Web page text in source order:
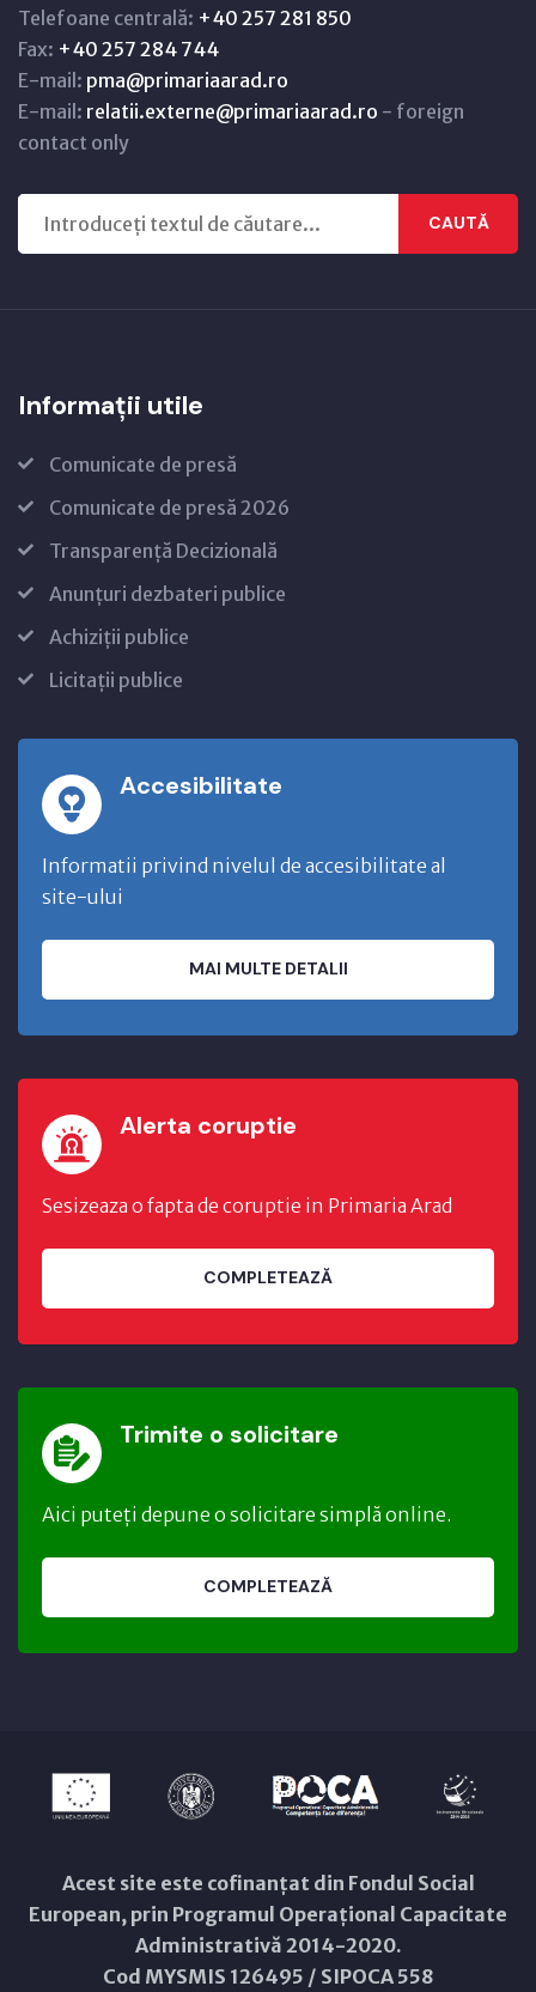
Telefoane centrală: +40 257 281 850
Fax: +40 257 284 744
E-mail: pma@primariaarad.ro
E-mail: relatii.externe@primariaarad.ro - foreign
contact only
CAUTĂ
Informații utile
Comunicate de presă
Comunicate de presă 2026
Transparență Decizională
Anunțuri dezbateri publice
Achiziții publice
Licitații publice
Accesibilitate
Informatii privind nivelul de accesibilitate al
site-ului
MAI MULTE DETALII
Alerta coruptie
Sesizeaza o fapta de coruptie in Primaria Arad
COMPLETEAZĂ
Trimite o solicitare
Aici puteți depune o solicitare simplă online.
COMPLETEAZĂ
Acest site este cofinanțat din Fondul Social
European, prin Programul Operațional Capacitate
Administrativă 2014-2020.
Cod MYSMIS 126495 / SIPOCA 558